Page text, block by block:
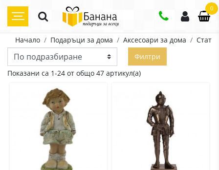
0
Начало Подаръци за дома Аксесоари за дома
Филтри
Показани са 1-24 от общо 47 артикул(а)